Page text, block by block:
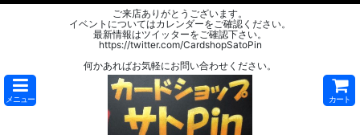
ご来店ありがとうございます。
イベントについてはカレンダーをご確認ください。
最新情報はツイッターをご確認下さい。
https://twitter.com/CardshopSatoPin
何かあればお気軽にお問い合わせください。
メニュー カート